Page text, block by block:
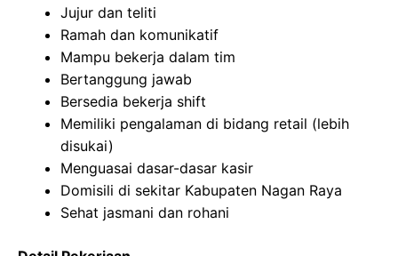
Jujur dan teliti
Ramah dan komunikatif
Mampu bekerja dalam tim
Bertanggung jawab
Bersedia bekerja shift
Memiliki pengalaman di bidang retail (lebih
disukai)
Menguasai dasar-dasar kasir
Domisili di sekitar Kabupaten Nagan Raya
Sehat jasmani dan rohani